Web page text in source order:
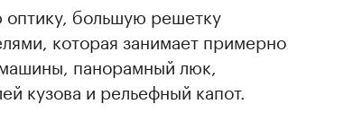
большую решетку
которая занимает примерно
панорамный люк,
кузова и рельефный капот.